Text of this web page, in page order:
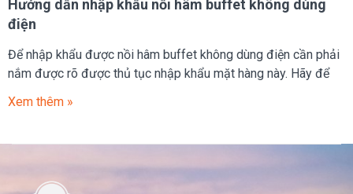
Hướng dẫn nhập khẩu nồi hâm buffet không dùng
điện
Để nhập khẩu được nồi hâm buffet không dùng điện cần phải
nắm được rõ được thủ tục nhập khẩu mặt hàng này. Hãy để
Xem thêm »